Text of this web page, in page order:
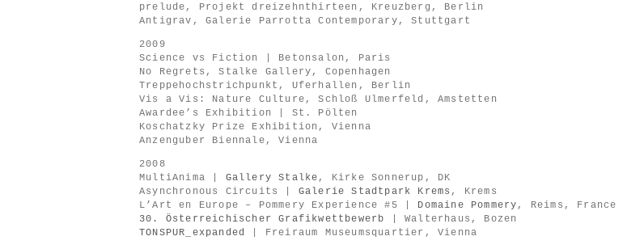
prelude, Projekt dreizehnthirteen, Kreuzberg, Berlin
Antigrav, Galerie Parrotta Contemporary, Stuttgart
2009
Science vs Fiction | Betonsalon, Paris
No Regrets, Stalke Gallery, Copenhagen
Treppehochstrichpunkt, Uferhallen, Berlin
Vis a Vis: Nature Culture, Schloß Ulmerfeld, Amstetten
Awardee’s Exhibition | St. Pölten
Koschatzky Prize Exhibition, Vienna
Anzenguber Biennale, Vienna
2008
MultiAnima | Gallery Stalke , Kirke Sonnerup, DK
Asynchronous Circuits | Galerie Stadtpark Krems , Krems
L’Art en Europe – Pommery Experience #5 | Domaine Pommery , Reims, France
30. Österreichischer Grafikwettbewerb
| Walterhaus, Bozen
TONSPUR_expanded
| Freiraum Museumsquartier, Vienna